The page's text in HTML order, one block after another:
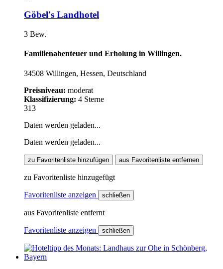
Göbel's Landhotel
3 Bew.
Familienabenteuer und Erholung in Willingen.
34508 Willingen, Hessen, Deutschland
Preisniveau: moderat
Klassifizierung: 4 Sterne
313
Daten werden geladen...
Daten werden geladen...
zu Favoritenliste hinzufügen aus Favoritenliste entfernen
zu Favoritenliste hinzugefügt
Favoritenliste anzeigen schließen
aus Favoritenliste entfernt
Favoritenliste anzeigen schließen